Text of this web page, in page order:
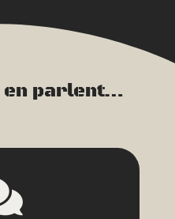
en parlent…